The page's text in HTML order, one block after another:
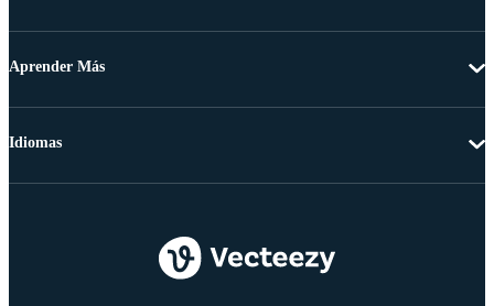
Aprender Más
Idiomas